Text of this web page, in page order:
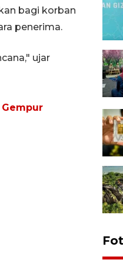
bagi korban
penerima.
ujar